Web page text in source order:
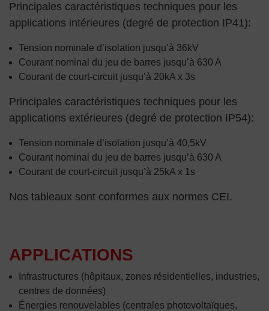
Principales caractéristiques techniques pour les
applications intérieures (degré de protection IP41):
Tension nominale d’isolation jusqu’à 36kV
Courant nominal du jeu de barres jusqu’à 630 A
Courant de court-circuit jusqu’à 20kA x 3s
Principales caractéristiques techniques pour les
applications extérieures (degré de protection IP54):
Tension nominale d’isolation jusqu’à 40,5kV
Courant nominal du jeu de barres jusqu’à 630 A
Courant de court-circuit jusqu’à 25kA x 1s
Nos tableaux sont conformes aux normes CEI.
APPLICATIONS
Infrastructures (hôpitaux, zones résidentielles, industries,
centres de données)
Énergies renouvelables (centrales photovoltaïques,